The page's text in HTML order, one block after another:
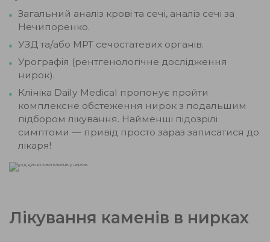
Загальний аналіз крові та сечі, аналіз сечі за
Нечипоренко.
УЗД та/або МРТ сечостатевих органів.
Урографія (рентгенологічне дослідження
нирок).
Клініка Daily Medical пропонує пройти
комплексне обстеження нирок з подальшим
підбором лікування. Найменші підозрілі
симптоми — привід просто зараз записатися до
лікаря!
Лікування каменів в нирках